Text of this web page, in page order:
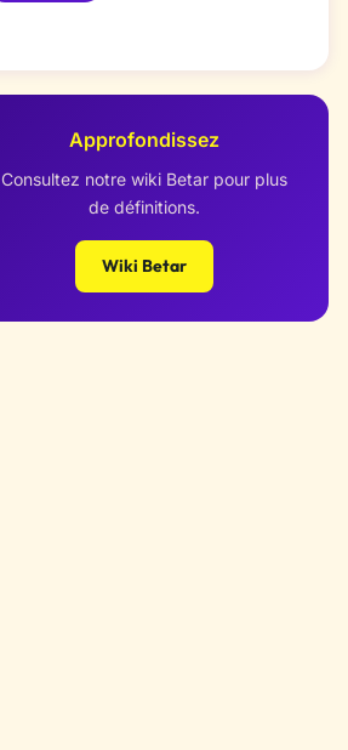
Approfondissez
Consultez notre wiki Betar pour plus
de définitions.
Wiki Betar